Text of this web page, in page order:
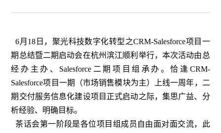
6月18日，聚光科技数字化转型之CRM-Salesforce项目一
期总结暨二期启动会在杭州滨江顺利举行，本次活动由总
经办主办、Salesforce二期项目组承办。恰逢CRM-
Salesforce项目一期（市场销售模块为主）上线一周年，二
期交付服务信息化建设项目正式启动之际，集思广益、分
析经验、明确目标。
茶话会第一阶段是各位项目组成员自由面对面交流，此